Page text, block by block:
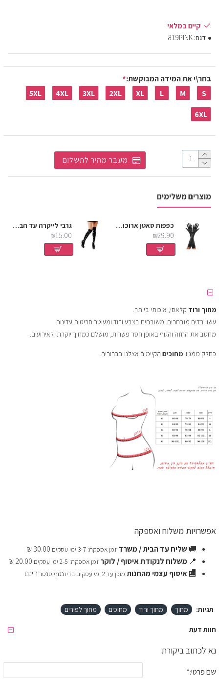
קיים במלאי
דגם: 819PINK
בחר\י את המידה המבוקשת:
S
M
L
XL
2XL
3XL
4XL
5XL
6XL
מעבר מהיר לתשלום
מוצרים משלימים
כפפות סאטן ארוכות - שחור
₪29.90
גרבי לייקרה עד הברך - גולגולות פיראט
₪15.00
אפשרויות משלוח ואספקה
🚚 שליח עד הבית / משרד זמן אספקה: 3-7 ימי עסקים
30.00 ₪
📍 משלוח לנקודת איסוף / לוקר זמן אספקה: 2-5 ימי עסקים
20.00 ₪
🏬איסוף עצמי מהחנות מוכן עד 2 ימי עסקים בדיזנגוף סנטר חינם
מחוך ורוד קלאסי, איכותי ביותר.
עשוי בדים מובחרים ומשובחים בצבע ורוד ומעוטר חריטות עדינות.
מחטב את החזה והגוף באופן חסר פשרות, מושלם כמחוך יוקרתי לאירועים.
כחלק ממגוון מחוכים הקיימים אצלנו בברוריה.
תגיות: מחוך מחוך ורוד מחוכים מחוך לפורים
חוות דעת
נא לכתוב ביקורת
שם פרטי: